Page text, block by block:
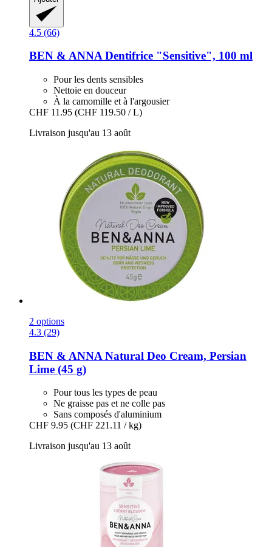
4.5 (66)
BEN & ANNADentifrice "Sensitive", 100 ml
Pour les dents sensibles
Nettoie en douceur
À la camomille et à l'argousier
CHF 11.95 (CHF 119.50 / L)
Livraison jusqu'au 13 août
2 options
4.3 (29)
BEN & ANNA Natural Deo Cream, Persian
Lime (45 g)
Pour tous les types de peau
Ne graisse pas et ne colle pas
Sans composés d'aluminium
CHF 9.95 (CHF 221.11 / kg)
Livraison jusqu'au 13 août